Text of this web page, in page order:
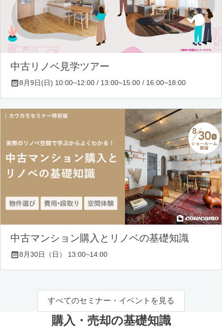
中古リノベ見学ツアー
8月9日(日) 10:00~12:00 / 13:00~15:00 / 16:00~18:00
中古マンション購入とリノベの基礎知識
8月30日（日） 13:00~14:00
すべてのセミナー・イベントを見る
購入・売却の基礎知識